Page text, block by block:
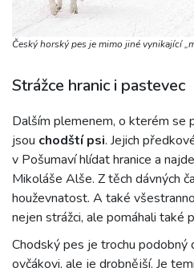
Český horský pes je mimo jiné vynikající
Strážce hranic i pastevec
Dalším plemenem, o kterém se
jsou chodští psi. Jejich
v Pošumaví hlídat hranice a
Mikoláše Alše. Z těch dávných
houževnatost. A také
nejen strážci, ale pomáhali také
Chodský pes je trochu podobný
ovčákovi, ale je drobnější. Je